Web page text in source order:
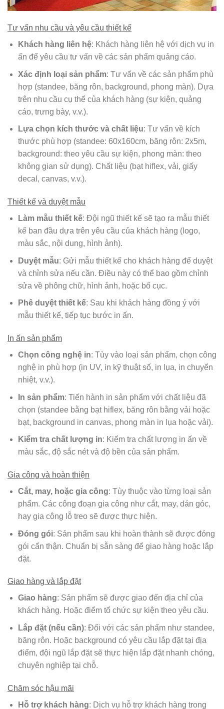
Tư vấn nhu cầu và yêu cầu thiết kế
Khách hàng liên hệ: Khách hàng liên hệ với dịch vụ in
ấn để yêu cầu tư vấn về các sản phẩm quảng cáo.
Xác định loại sản phẩm: Tư vấn về các sản phẩm phù
hợp (standee, băng rôn, background, phong màn). Dựa
trên nhu cầu cụ thể của khách hàng (sự kiện, quảng
cáo, trưng bày, v.v.).
Lựa chọn kích thước và chất liệu: Tư vấn về kích
thước phù hợp (standee: 60x160cm, băng rôn: 2x5m,
background: theo yêu cầu sự kiện, phong màn: theo
không gian sử dụng). Chất liệu (bạt hiflex, vải, giấy
decal, canvas, v.v.).
Thiết kế và duyệt mẫu
Làm mẫu thiết kế: Đội ngũ thiết kế sẽ tạo ra mẫu thiết
kế ban đầu dựa trên yêu cầu của khách hàng (logo,
màu sắc, nội dung, hình ảnh).
Duyệt mẫu: Gửi mẫu thiết kế cho khách hàng để duyệt
và chỉnh sửa nếu cần. Điều này có thể bao gồm chỉnh
sửa về phông chữ, hình ảnh, hoặc bố cục.
Phê duyệt thiết kế: Sau khi khách hàng đồng ý với
mẫu thiết kế, tiếp tục bước in ấn.
In ấn sản phẩm
Chọn công nghệ in: Tùy vào loại sản phẩm, chọn công
nghệ in phù hợp (in UV, in kỹ thuật số, in lụa, in chuyển
nhiệt, v.v.).
In sản phẩm: Tiến hành in sản phẩm với chất liệu đã
chọn (standee bằng bạt hiflex, băng rôn bằng vải hoặc
bạt, background in canvas, phong màn in lụa hoặc vải).
Kiểm tra chất lượng in: Kiểm tra chất lượng in ấn về
màu sắc, độ sắc nét và độ bền của sản phẩm.
Gia công và hoàn thiện
Cắt, may, hoặc gia công: Tùy thuộc vào từng loại sản
phẩm. Các công đoạn gia công như cắt, may, dán góc,
hay gia công lỗ treo sẽ được thực hiện.
Đóng gói: Sản phẩm sau khi hoàn thành sẽ được đóng
gói cẩn thận. Chuẩn bị sẵn sàng để giao hàng hoặc lắp
đặt.
Giao hàng và lắp đặt
Giao hàng: Sản phẩm sẽ được giao đến địa chỉ của
khách hàng. Hoặc điểm tổ chức sự kiện theo yêu cầu.
Lắp đặt (nếu cần): Đối với các sản phẩm như standee,
băng rôn. Hoặc background có yêu cầu lắp đặt tại địa
điểm, đội ngũ lắp đặt sẽ thực hiện lắp đặt nhanh chóng,
chuyên nghiệp tại chỗ.
Chăm sóc hậu mãi
Hỗ trợ khách hàng: Dịch vụ hỗ trợ khách hàng trong